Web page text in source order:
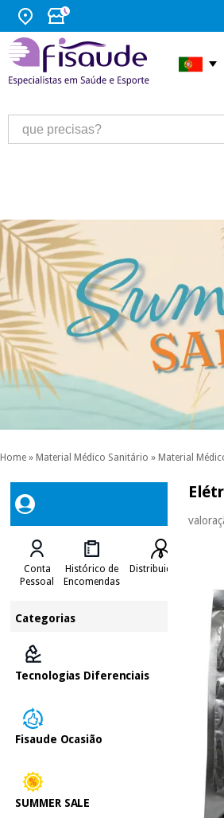
Home » Material Médico Sanitário » Material
Conta
Pessoal
Histórico de
Encomendas
Distribuidores
Categorias
Tecnologias Diferenciais
Fisaude Ocasião
SUMMER SALE